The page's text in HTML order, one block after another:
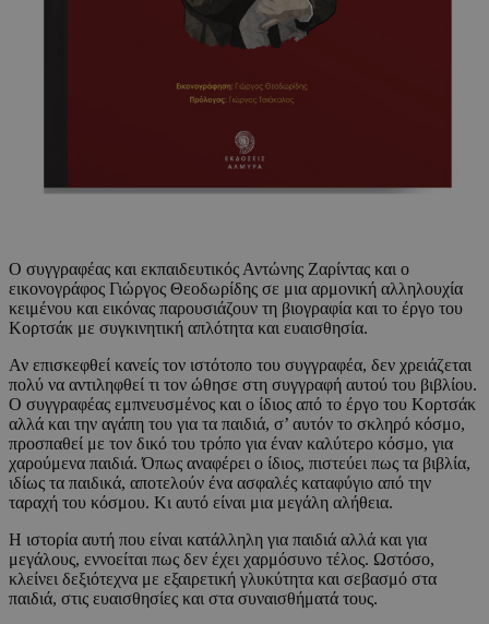
Ο συγγραφέας και εκπαιδευτικός Αντώνης Ζαρίντας και ο
εικονογράφος Γιώργος Θεοδωρίδης σε μια αρμονική αλληλουχία
κειμένου και εικόνας παρουσιάζουν τη βιογραφία και το έργο του
Κορτσάκ με συγκινητική απλότητα και ευαισθησία.
Αν επισκεφθεί κανείς τον ιστότοπο του συγγραφέα, δεν χρειάζεται
πολύ να αντιληφθεί τι τον ώθησε στη συγγραφή αυτού του βιβλίου.
Ο συγγραφέας εμπνευσμένος και ο ίδιος από το έργο του Κορτσάκ
αλλά και την αγάπη του για τα παιδιά, σ’ αυτόν το σκληρό κόσμο,
προσπαθεί με τον δικό του τρόπο για έναν καλύτερο κόσμο, για
χαρούμενα παιδιά. Όπως αναφέρει ο ίδιος, πιστεύει πως τα βιβλία,
ιδίως τα παιδικά, αποτελούν ένα ασφαλές καταφύγιο από την
ταραχή του κόσμου. Κι αυτό είναι μια μεγάλη αλήθεια.
Η ιστορία αυτή που είναι κατάλληλη για παιδιά αλλά και για
μεγάλους, εννοείται πως δεν έχει χαρμόσυνο τέλος. Ωστόσο,
κλείνει δεξιότεχνα με εξαιρετική γλυκύτητα και σεβασμό στα
παιδιά, στις ευαισθησίες και στα συναισθήματά τους.